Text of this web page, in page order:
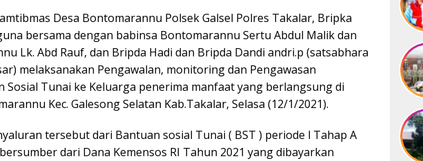
Desa Bontomarannu Polsek Galsel Polres Takalar, Bripka
bersama dengan babinsa Bontomarannu Sertu Abdul Malik dan
Lk. Abd Rauf, dan Bripda Hadi dan Bripda Dandi andri.p (satsabhara
melaksanakan Pengawalan, monitoring dan Pengawasan
Sosial Tunai ke Keluarga penerima manfaat yang berlangsung di
Kec. Galesong Selatan Kab.Takalar, Selasa (12/1/2021).
tersebut dari Bantuan sosial Tunai ( BST ) periode l Tahap A
dari Dana Kemensos RI Tahun 2021 yang dibayarkan